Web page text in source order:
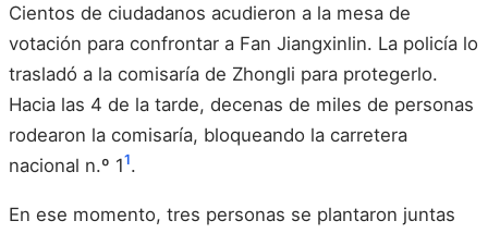
Cientos de ciudadanos acudieron a la mesa de
votación para confrontar a Fan Jiangxinlin. La policía lo
trasladó a la comisaría de Zhongli para protegerlo.
Hacia las 4 de la tarde, decenas de miles de personas
rodearon la comisaría, bloqueando la carretera
nacional n.º 11.
En ese momento, tres personas se plantaron juntas